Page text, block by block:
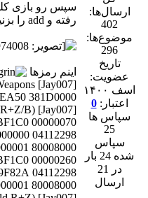
ارسال‌ها:
402
موضوع‌ها:
296
تاریخ
عضویت:
اسف ۱۴۰۰
اعتبار:0
سپاس ها
25
سپاس
شده 24 بار
در 21
ارسال
رفته و add را بزنید و کد هارا وارد کنید .
اینم رمزها
[Jay007]
381D0000
B) [Jay007]
00000070
04112298 60000000
80008000
00000260
04112298 EEB9F82A
80008000